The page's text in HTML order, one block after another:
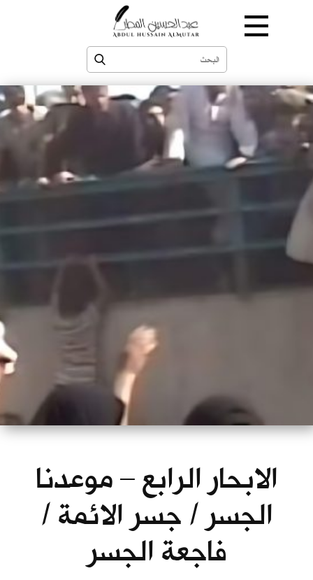
الابحار الرابع – موعدنا
الجسر / جسر الائمة /
فاجعة الجسر